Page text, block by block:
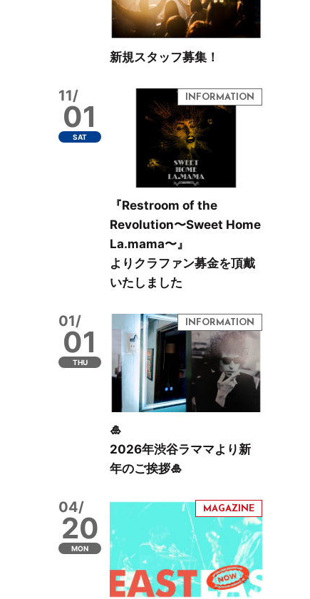
新規スタッフ募集！
11/
01
SAT
『Restroom of the
Revolution〜Sweet Home
La.mama〜』
よりクラファン募金を頂戴
いたしました
01/
01
THU
🎍
2026年渋谷ラママより新
年のご挨拶🎍
04/
20
MON